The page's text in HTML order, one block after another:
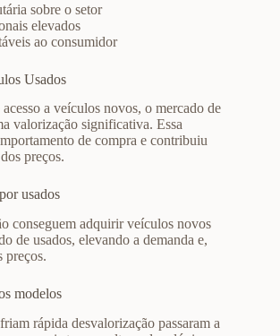
sobre o setor
elevados
ao consumidor
Usados
a veículos novos, o mercado de
valorização significativa. Essa
de compra e contribuiu
preços.
usados
conseguem adquirir veículos novos
de usados, elevando a demanda e,
preços.
modelos
rápida desvalorização passaram a